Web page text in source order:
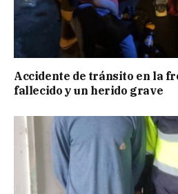
Accidente de tránsito en la
fallecido y un herido grave